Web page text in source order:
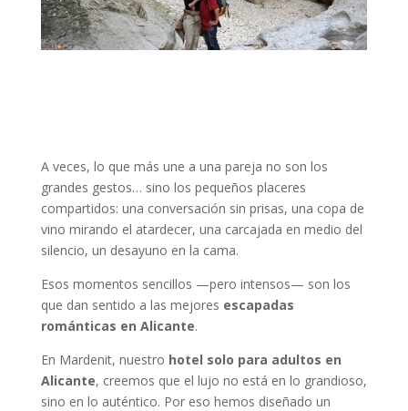
A veces, lo que más une a una pareja no son los
grandes gestos… sino los pequeños placeres
compartidos: una conversación sin prisas, una copa de
vino mirando el atardecer, una carcajada en medio del
silencio, un desayuno en la cama.
Esos momentos sencillos —pero intensos— son los
que dan sentido a las mejores escapadas
románticas en Alicante.
En Mardenit, nuestro hotel solo para adultos en
Alicante, creemos que el lujo no está en lo grandioso,
sino en lo auténtico. Por eso hemos diseñado un